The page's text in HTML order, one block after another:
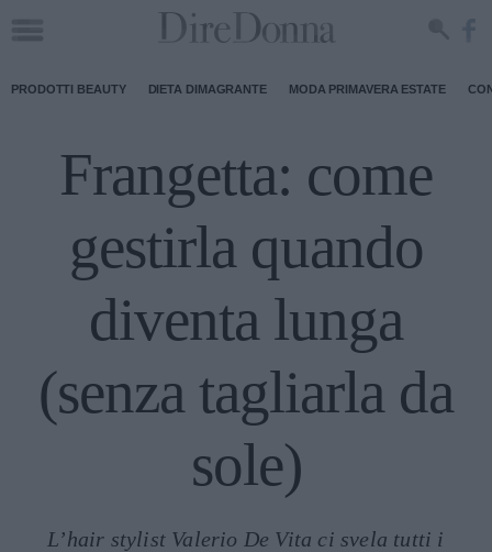
PRODOTTI BEAUTY DIETA DIMAGRANTE MODA PRIMAVERA ESTATE
Frangetta: come
gestirla quando
diventa lunga
(senza tagliarla da
sole)
L’hair stylist Valerio De Vita ci svela tutti i